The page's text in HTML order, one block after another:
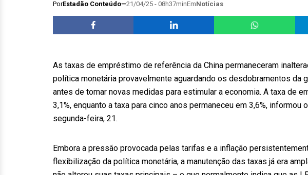
PorEstadão Conteúdo 21/04/25 - 08h37minEmNotícias
As taxas de empréstimo de referência da China permaneceram
política monetária provavelmente aguardando os desdobramentos da
antes de tomar novas medidas para estimular a economia. A taxa de
3,1%, enquanto a taxa para cinco anos permaneceu em 3,6%, informou
segunda-feira, 21.
Embora a pressão provocada pelas tarifas e a inflação
flexibilização da política monetária, a manutenção das taxas já era